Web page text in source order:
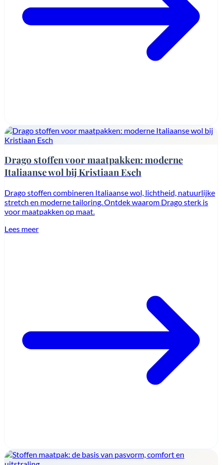
Drago stoffen voor maatpakken: moderne
Italiaanse wol bij Kristiaan Esch
Drago stoffen combineren Italiaanse wol, lichtheid, natuurlijke
stretch en moderne tailoring. Ontdek waarom Drago sterk is
voor maatpakken op maat.
Lees meer